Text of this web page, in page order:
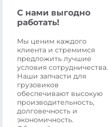
С нами выгодно
работать!
Мы ценим каждого
клиента и стремимся
предложить лучшие
условия сотрудничества.
Наши запчасти для
грузовиков
обеспечивают высокую
производительность,
долговечность и
экономичность.